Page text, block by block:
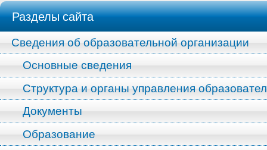
Разделы сайта
Сведения об образовательной организации
Основные сведения
Структура и органы управления
Документы
Образование